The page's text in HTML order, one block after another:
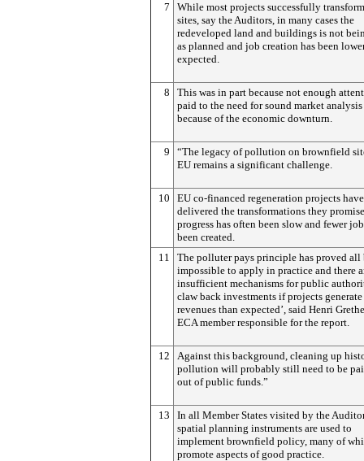
7
While most projects successfully
sites, say the Auditors, in many cases the
redeveloped land and buildings is not
as planned and job creation has been
expected.
8
This was in part because not enough
paid to the need for sound market
because of the economic downturn.
9
“The legacy of pollution on brownfield
EU remains a significant challenge.
10
EU co-financed regeneration projects have
delivered the transformations they
progress has often been slow and fewer
been created.
11
The polluter pays principle has proved all
impossible to apply in practice and there
insufficient mechanisms for public
claw back investments if projects generate
revenues than expected’, said Henri
ECA member responsible for the report.
12
Against this background, cleaning up
pollution will probably still need to be
out of public funds.”
13
In all Member States visited by the
spatial planning instruments are used to
implement brownfield policy, many of
promote aspects of good practice.